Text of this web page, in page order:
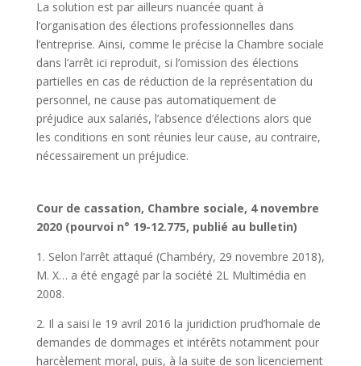
La solution est par ailleurs nuancée quant à
l’organisation des élections professionnelles dans
l’entreprise. Ainsi, comme le précise la Chambre sociale
dans l’arrêt ici reproduit, si l’omission des élections
partielles en cas de réduction de la représentation du
personnel, ne cause pas automatiquement de
préjudice aux salariés, l’absence d’élections alors que
les conditions en sont réunies leur cause, au contraire,
nécessairement un préjudice.
Cour de cassation, Chambre sociale, 4 novembre
2020 (pourvoi n° 19-12.775, publié au bulletin)
1. Selon l’arrêt attaqué (Chambéry, 29 novembre 2018),
M. X… a été engagé par la société 2L Multimédia en
2008.
2. Il a saisi le 19 avril 2016 la juridiction prud’homale de
demandes de dommages et intérêts notamment pour
harcèlement moral, puis, à la suite de son licenciement